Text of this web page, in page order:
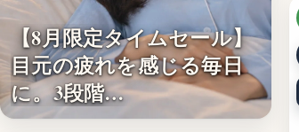
【8月限定タイムセール】
目元の疲れを感じる毎日
に。3段階…